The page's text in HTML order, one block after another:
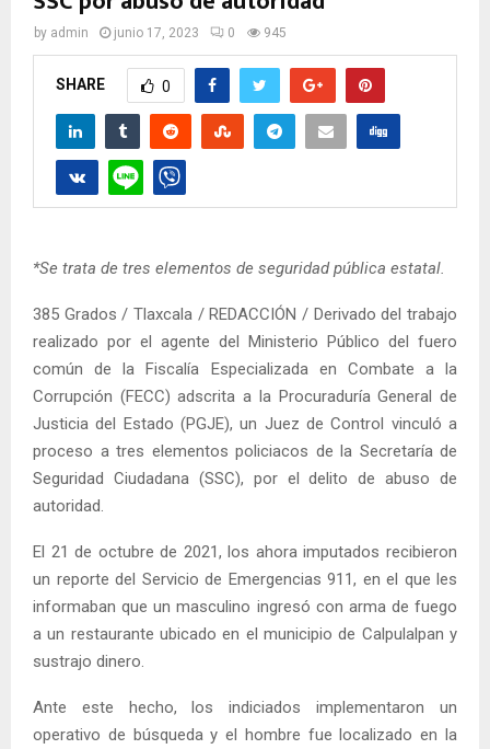
by admin junio 17, 2023 0 945
SHARE 0
*Se trata de tres elementos de seguridad pública estatal.
385 Grados / Tlaxcala / REDACCIÓN / Derivado del trabajo
realizado por el agente del Ministerio Público del fuero
común de la Fiscalía Especializada en Combate a la
Corrupción (FECC) adscrita a la Procuraduría General de
Justicia del Estado (PGJE), un Juez de Control vinculó a
proceso a tres elementos policiacos de la Secretaría de
Seguridad Ciudadana (SSC), por el delito de abuso de
autoridad.
El 21 de octubre de 2021, los ahora imputados recibieron
un reporte del Servicio de Emergencias 911, en el que les
informaban que un masculino ingresó con arma de fuego
a un restaurante ubicado en el municipio de Calpulalpan y
sustrajo dinero.
Ante este hecho, los indiciados implementaron un
operativo de búsqueda y el hombre fue localizado en la